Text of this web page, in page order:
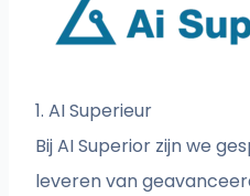
1. AI Superieur
Bij AI Superior zijn we
leveren van